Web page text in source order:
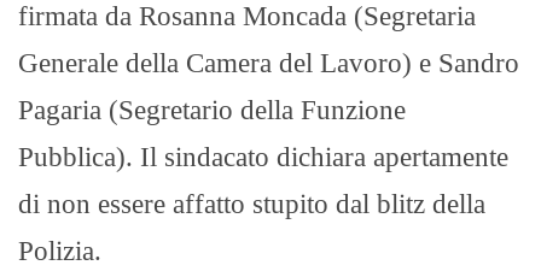
firmata da Rosanna Moncada (Segretaria
Generale della Camera del Lavoro) e Sandro
Pagaria (Segretario della Funzione
Pubblica). Il sindacato dichiara apertamente
di non essere affatto stupito dal blitz della
Polizia.